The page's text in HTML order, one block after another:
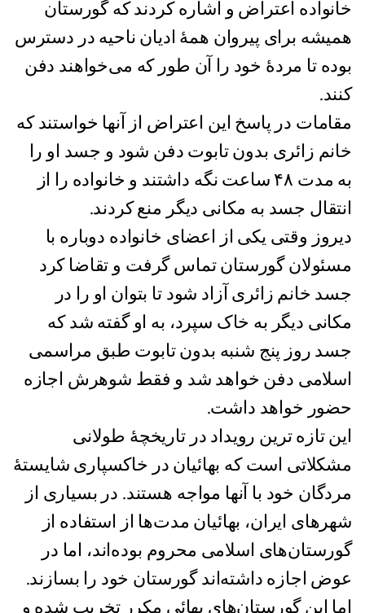
خانواده اعتراض و اشاره کردند که گورستان
همیشه برای پیروان همۀ ادیان ناحیه در دسترس
بوده تا مردۀ خود را آن طور که می‌خواهند دفن
کنند.
مقامات در پاسخ این اعتراض از آنها خواستند که
خانم زائری بدون تابوت دفن شود و جسد او را
به مدت ۴۸ ساعت نگه داشتند و خانواده را از
انتقال جسد به مکانی دیگر منع کردند.
دیروز وقتی یکی از اعضای خانواده دوباره با
مسئولان گورستان تماس گرفت و تقاضا کرد
جسد خانم زائری آزاد شود تا بتوان او را در
مکانی دیگر به خاک سپرد، به او گفته شد که
جسد روز پنج شنبه بدون تابوت طبق مراسمی
اسلامی دفن خواهد شد و فقط شوهرش اجازه
حضور خواهد داشت.
این تازه ترین رویداد در تاریخچۀ طولانی
مشکلاتی است که بهائیان در خاکسپاری شایستۀ
مردگان خود با آنها مواجه هستند. در بسیاری از
شهرهای ایران، بهائیان مدت‌ها از استفاده از
گورستان‌های اسلامی محروم بوده‌اند، اما در
عوض اجازه داشته‌اند گورستان خود را بسازند.
اما این گورستان‌های بهائی مکرر تخریب شده و